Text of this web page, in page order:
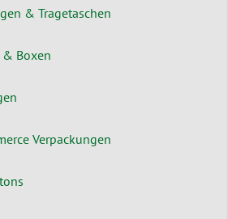
& Tragetaschen
& Boxen
Verpackungen